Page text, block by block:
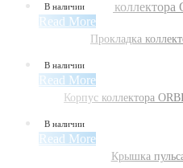
В наличии
Read More
Прокладка
В наличии
Read More
Корпус коллектора
В наличии
Read More
Крышка